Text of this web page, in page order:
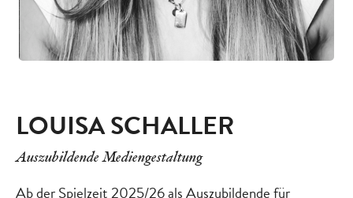
LOUISA SCHALLER
Auszubildende Mediengestaltung
Ab der Spielzeit 2025/26 als Auszubildende für